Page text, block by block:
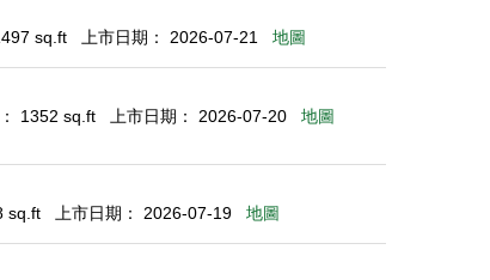
sq.ft 上市日期： 2026-07-21 地圖
1352 sq.ft 上市日期： 2026-07-20 地圖
sq.ft 上市日期： 2026-07-19 地圖